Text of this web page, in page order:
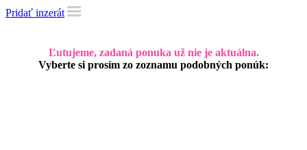
Pridať inzerát
Ľutujeme, zadaná ponuka už nie je aktuálna.
Vyberte si prosím zo zoznamu podobných ponúk: